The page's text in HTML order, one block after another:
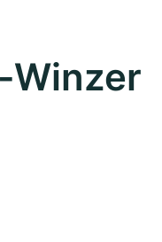
Winzer